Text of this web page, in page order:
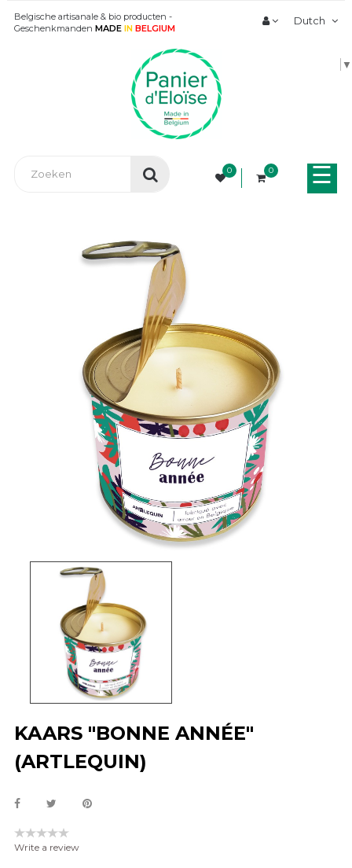
Belgische artisanale & bio producten -
Geschenkmanden MADE IN BELGIUM
Dutch
▼
0 0 ☰
KAARS "BONNE ANNÉE"
(ARTLEQUIN)
Write a review